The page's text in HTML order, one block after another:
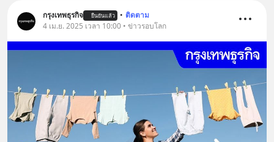
กรุงเทพธุรกิจ ยืนยันแล้ว • ติดตาม
4 เม.ย. 2025 เวลา 10:00 • ข่าวรอบโลก